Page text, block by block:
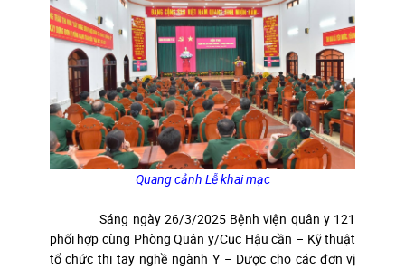
Quang cảnh Lễ khai mạc
Sáng ngày 26/3/2025 Bệnh viện quân y 121
phối hợp cùng Phòng Quân y/Cục Hậu cần – Kỹ thuật
tổ chức thi tay nghề ngành Y – Dược cho các đơn vị